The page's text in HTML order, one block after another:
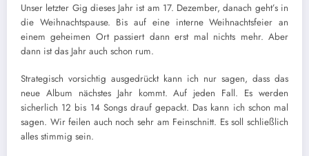
Unser letzter Gig dieses Jahr ist am 17. Dezember, danach geht’s in
die Weihnachtspause. Bis auf eine interne Weihnachtsfeier an
einem geheimen Ort passiert dann erst mal nichts mehr. Aber
dann ist das Jahr auch schon rum.
Strategisch vorsichtig ausgedrückt kann ich nur sagen, dass das
neue Album nächstes Jahr kommt. Auf jeden Fall. Es werden
sicherlich 12 bis 14 Songs drauf gepackt. Das kann ich schon mal
sagen. Wir feilen auch noch sehr am Feinschnitt. Es soll schließlich
alles stimmig sein.